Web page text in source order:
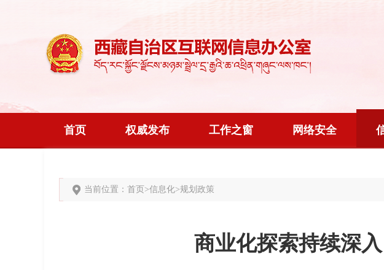
首页 权威发布 工作之窗 网络安全
当前位置： 首页 >信息化>规划政策
商业化探索持续深